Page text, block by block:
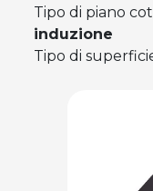
Tipo di piano
induzione
Tipo di